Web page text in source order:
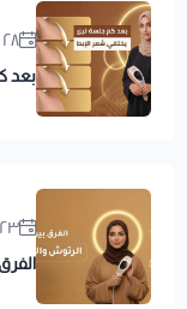
٢٨ يونيو ٢٠٢٦
بعد
٢٣ يونيو ٢٠٢٦